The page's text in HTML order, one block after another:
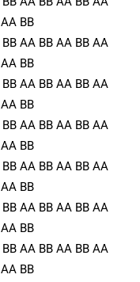
BB
AA BB AA BB AA
BB
AA BB AA BB AA
BB
AA BB AA BB AA
BB
AA BB AA BB AA
BB
AA BB AA BB AA
BB
AA BB AA BB AA
BB